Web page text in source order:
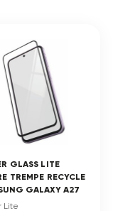
GLASS LITE
TREMPE RECYCLE
GALAXY A27
Lite